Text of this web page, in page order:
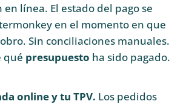
línea. El estado del pago se
en el momento en que
Sin conciliaciones manuales.
qué presupuesto ha sido pagado.
online y tu TPV. Los pedidos